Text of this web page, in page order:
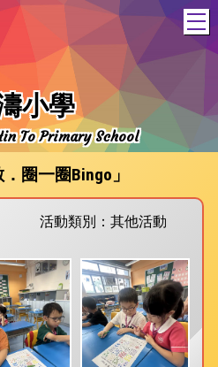
小學
To Primary School
圈一圈Bingo」
活動類別：其他活動